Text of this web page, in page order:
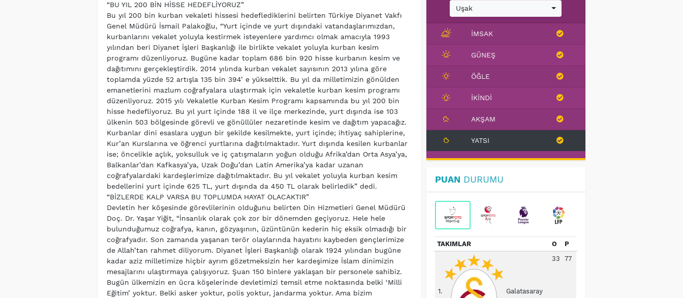
“BU YIL 200 BİN HİSSE HEDEFLİYORUZ”
Bu yıl 200 bin kurban vekaleti hissesi hedeflediklerini belirten Türkiye Diyanet Vakfı
Genel Müdürü İsmail Palakoğlu, “Yurt içinde ve yurt dışındaki vatandaşlarımızdan,
kurbanlarını vekalet yoluyla kestirmek isteyenlere yardımcı olmak amacıyla 1993
yılından beri Diyanet İşleri Başkanlığı ile birlikte vekalet yoluyla kurban kesim
programı düzenliyoruz. Bugüne kadar toplam 686 bin 920 hisse kurbanın kesim ve
dağıtımını gerçekleştirdik. 2014 yılında kurban vekalet sayısının 2013 yılına göre
toplamda yüzde 52 artışla 135 bin 394’ e yükselttik. Bu yıl da milletimizin gönülden
emanetlerini mazlum coğrafyalara ulaştırmak için vekaletle kurban kesim programı
düzenliyoruz. 2015 yılı Vekaletle Kurban Kesim Programı kapsamında bu yıl 200 bin
hisse hedefliyoruz. Bu yıl yurt içinde 188 il ve ilçe merkezinde, yurt dışında ise 103
ülkenin 503 bölgesinde görevli ve gönüllüler nezaretinde kesim ve dağıtım yapacağız.
Kurbanlar dini esaslara uygun bir şekilde kesilmekte, yurt içinde; ihtiyaç sahiplerine,
Kur’an Kurslarına ve öğrenci yurtlarına dağıtılmaktadır. Yurt dışında kesilen kurbanlar
ise; öncelikle açlık, yoksulluk ve iç çatışmaların yoğun olduğu Afrika’dan Orta Asya’ya,
Balkanlar’dan Kafkasya’ya, Uzak Doğu’dan Latin Amerika’ya kadar uzanan
coğrafyalardaki kardeşlerimize dağıtılmaktadır. Bu yıl vekalet yoluyla kurban kesim
bedellerini yurt içinde 625 TL, yurt dışında da 450 TL olarak belirledik” dedi.
“BİZLERDE KALP VARSA BU TOPLUMDA HAYAT OLACAKTIR”
Devletin her köşesinde görevlilerinin olduğunu belirten Din Hizmetleri Genel Müdürü
Doç. Dr. Yaşar Yiğit, “İnsanlık olarak çok zor bir dönemden geçiyoruz. Hele hele
bulunduğumuz coğrafya, kanın, gözyaşının, üzüntünün kederin hiç eksik olmadığı bir
coğrafyadır. Son zamanda yaşanan terör olaylarında hayatını kaybeden gençlerimize
de Allah’tan rahmet diliyorum. Diyanet İşleri Başkanlığı olarak 1924 yılından bugüne
kadar aziz milletimize hiçbir ayrım gözetmeksizin her kardeşimize İslam dinimizin
mesajlarını ulaştırmaya çalışıyoruz. Şuan 150 binlere yaklaşan bir personele sahibiz.
Bugün ülkemizin en ücra köşelerinde devletimizi temsil etme noktasında belki ‘Milli
Eğitim’ yoktur. Belki asker yoktur, polis yoktur, jandarma yoktur. Ama bizim
Uşak
İMSAK
GÜNEŞ
ÖĞLE
İKINDI
AKŞAM
YATSI
PUAN DURUMU
TAKIMLAR O P
1. Galatasaray
33 77